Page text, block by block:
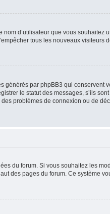
d’utilisateur que vous souhaitez
tous les nouveaux visiteurs
générés par phpBB3 qui conservent
le statut des messages, s’ils
problèmes de connexion ou de
du forum. Si vous souhaitez les
des pages du forum. Ce système